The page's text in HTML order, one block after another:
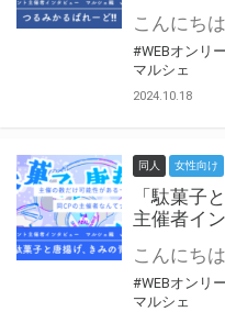
#WEBオンリー
マルシェ
2024.10.18
同人 女性向け
「駄菓子
主催者イ
#WEBオンリー
マルシェ